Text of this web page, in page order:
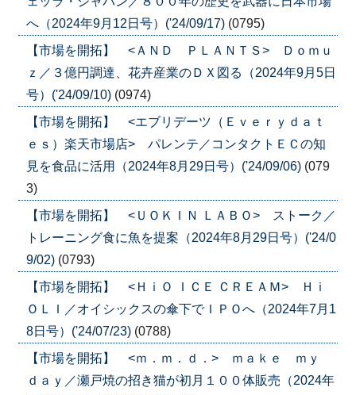
へ（2024年9月12日号）('24/09/17) (0795)
【市場を開拓】 <ＡＮＤ ＰＬＡＮＴＳ> Ｄｏｍｕ
ｚ／３億円調達、花卉産業のＤＸ図る（2024年9月5日
号）('24/09/10) (0974)
【市場を開拓】 <エブリデーツ（Ｅｖｅｒｙｄａｔ
ｅｓ）楽天市場店> パレンテ／コンタクトＥＣの知
見を食品に活用（2024年8月29日号）('24/09/06) (079
3)
【市場を開拓】 <ＵＯＫＩＮ ＬＡＢＯ> ストーク／
トレーニング食に魚を提案（2024年8月29日号）('24/0
9/02) (0793)
【市場を開拓】 <ＨｉＯ ＩＣＥ ＣＲＥＡＭ> Ｈｉ
ＯＬＩ／オイシックスの傘下でＩＰＯへ（2024年7月1
8日号）('24/07/23) (0788)
【市場を開拓】 <ｍ．ｍ．ｄ．> ｍａｋｅ ｍｙ
ｄａｙ／瀬戸焼の招き猫が初月１００体販売（2024年